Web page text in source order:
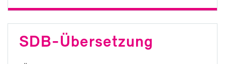
SDB-​Übersetzung